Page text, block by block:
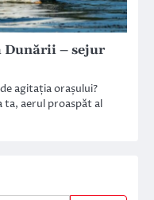
Dunării – sejur
agitația orașului?
ta, aerul proaspăt al